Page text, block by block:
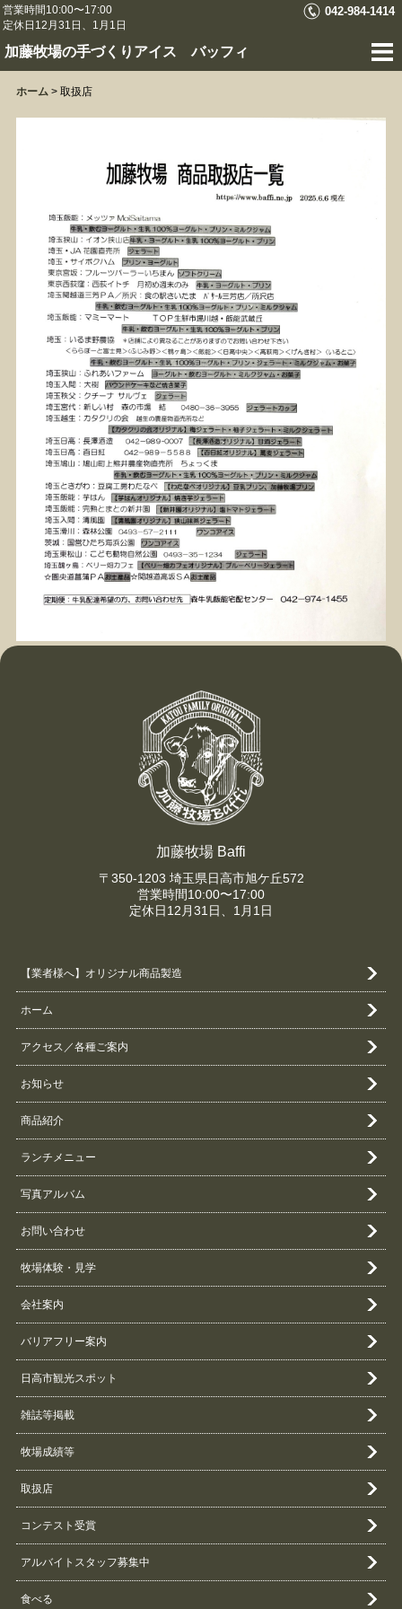
営業時間10:00〜17:00
定休日12月31日、1月1日
042-984-1414
加藤牧場の手づくりアイス バッフィ
ホーム > 取扱店
加藤牧場 Baffi
〒350-1203 埼玉県日高市旭ケ丘572
営業時間10:00〜17:00
定休日12月31日、1月1日
【業者様へ】オリジナル商品製造
ホーム
アクセス／各種ご案内
お知らせ
商品紹介
ランチメニュー
写真アルバム
お問い合わせ
牧場体験・見学
会社案内
バリアフリー案内
日高市観光スポット
雑誌等掲載
牧場成績等
取扱店
コンテスト受賞
アルバイトスタッフ募集中
食べる